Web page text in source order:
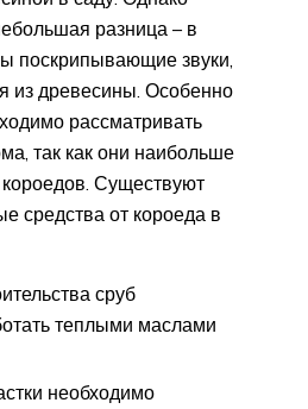
разница – в
поскрипывающие звуки,
из древесины. Особенно
рассматривать
так как они наибольше
короедов. Существуют
средства от короеда в
сруб
теплыми маслами
необходимо